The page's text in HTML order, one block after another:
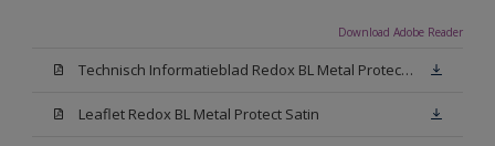
Download Adobe Reader
Technisch Informatieblad Redox BL Metal Protect (PDF)
Leaflet Redox BL Metal Protect Satin